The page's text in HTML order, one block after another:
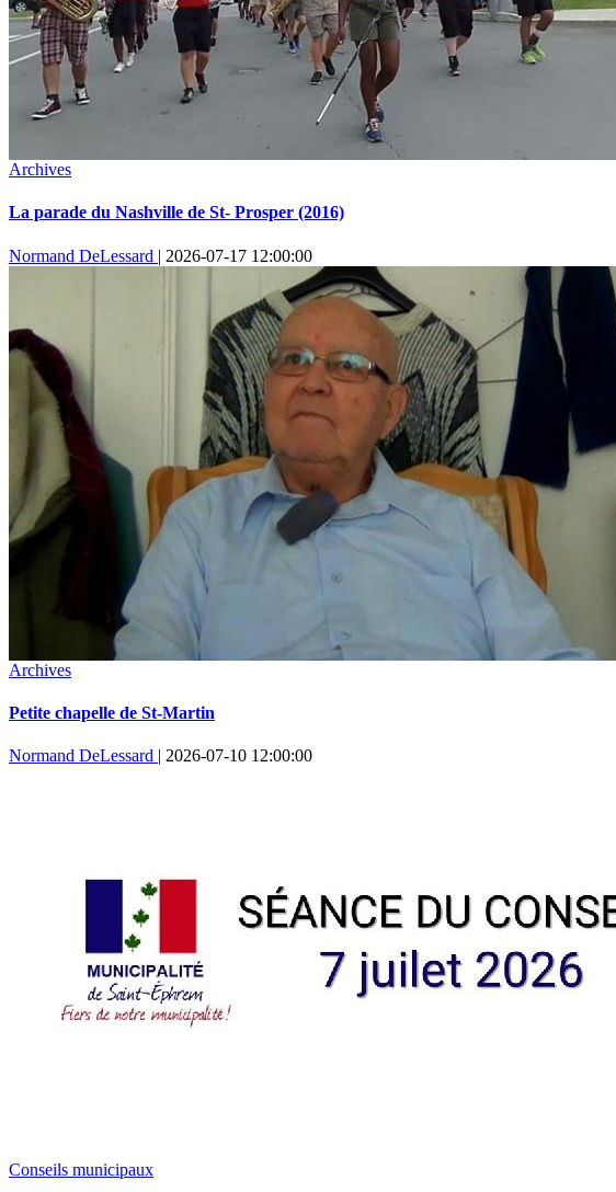
Archives
La parade du Nashville de St- Prosper (2016)
Normand DeLessard | 2026-07-17 12:00:00
Archives
Petite chapelle de St-Martin
Normand DeLessard | 2026-07-10 12:00:00
Conseils municipaux